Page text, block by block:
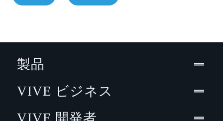
製品
VIVE ビジネス
VIVE 開発者